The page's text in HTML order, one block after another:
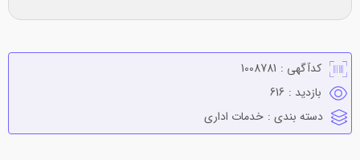
کدآگهی : 1008781
بازدید : 616
دسته بندی : خدمات اداري